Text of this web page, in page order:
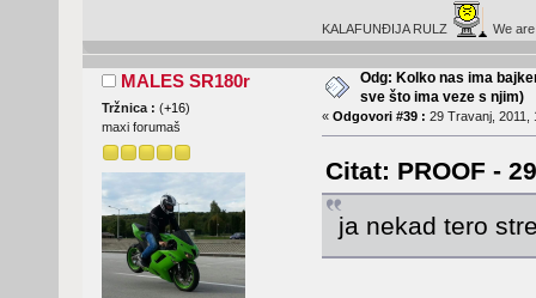
KALAFUNĐIJA RULZ We
MALES SR180r
Tržnica : (+16)
maxi forumaš
Odg: Kolko nas ima
sve što ima veze s njim)
« Odgovori #39 : 29 Travanj, 2011,
Citat: PROOF -
ja nekad tero